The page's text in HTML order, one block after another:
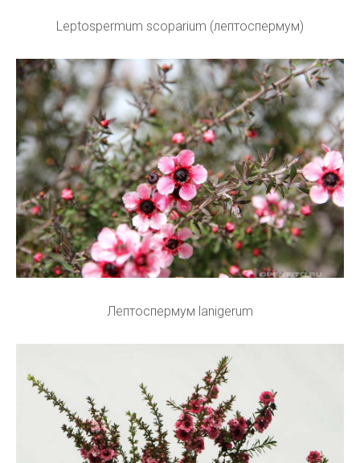
Leptospermum scoparium (лептоспермум)
Лептоспермум lanigerum